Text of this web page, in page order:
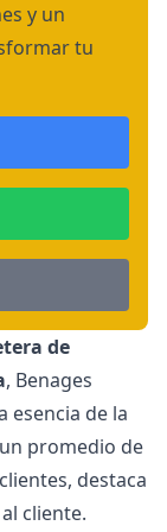
y un
tu
de
, Benages
esencia de la
promedio de
destaca
cliente.